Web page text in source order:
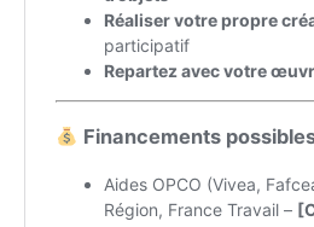
Formation bambou
Les bases du métier
Accompagnement efficace
Workshops bambou et